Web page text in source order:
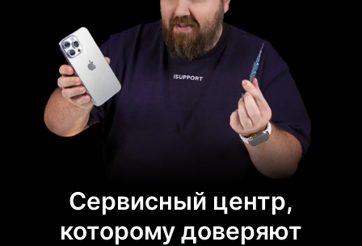
Сервисный центр,
которому доверяют